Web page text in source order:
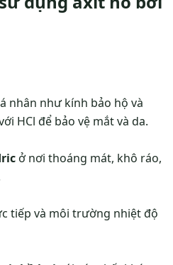
nhân như kính bảo hộ và
HCl để bảo vệ mắt và da.
ở nơi thoáng mát, khô ráo,
tiếp và môi trường nhiệt độ